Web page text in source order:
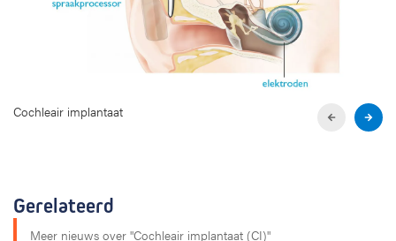
Cochleair implantaat
P
N
Gerelateerd
Meer nieuws over "Cochleair implantaat (CI)"